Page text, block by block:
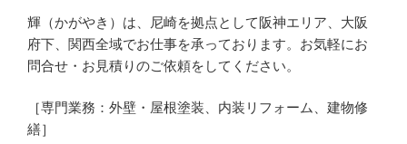
輝（かがやき）は、尼崎を拠点として阪神エリア、大阪
府下、関西全域でお仕事を承っております。お気軽にお
問合せ・お見積りのご依頼をしてください。
［専門業務：外壁・屋根塗装、内装リフォーム、建物修
繕］